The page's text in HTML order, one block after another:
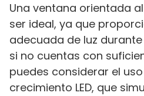
Una ventana orientada
ser ideal, ya que
adecuada de luz
si no cuentas con
puedes considerar el
crecimiento LED, que